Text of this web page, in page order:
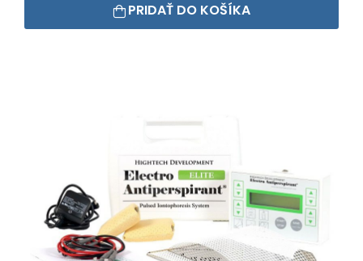
PRIDAŤ DO KOŠÍKA